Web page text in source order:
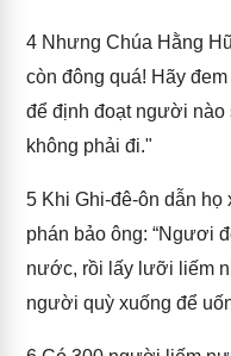
4 Nhưng Chúa Hằng
còn đông quá! Hãy
để định đoạt người
không phải đi."
5 Khi Ghi-đê-ôn dẫn
phán bảo ông: “Ngươi
nước, rồi lấy lưỡi liếm
người quỳ xuống để